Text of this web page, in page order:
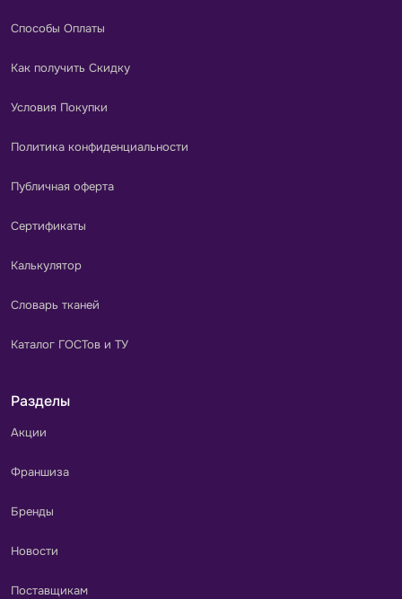
Способы Оплаты
Как получить Скидку
Условия Покупки
Политика конфиденциальности
Публичная оферта
Сертификаты
Калькулятор
Словарь тканей
Каталог ГОСТов и ТУ
Разделы
Акции
Франшиза
Бренды
Новости
Поставщикам